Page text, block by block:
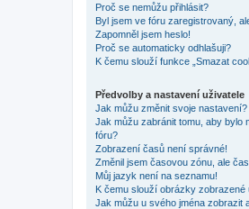
Proč se nemůžu přihlásit?
Byl jsem ve fóru zaregistrovaný,
Zapomněl jsem heslo!
Proč se automaticky odhlašuji?
K čemu slouží funkce „Smazat
Předvolby a nastavení uživatele
Jak můžu změnit svoje nastavení?
Jak můžu zabránit tomu, aby bylo
fóru?
Zobrazení časů není správné!
Změnil jsem časovou zónu, ale
Můj jazyk není na seznamu!
K čemu slouží obrázky zobrazené
Jak můžu u svého jména zobrazit